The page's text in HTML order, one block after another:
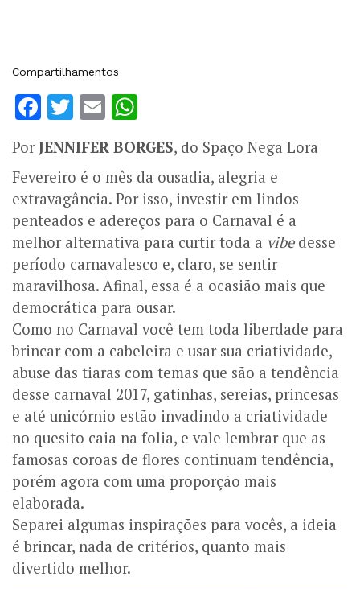
Compartilhamentos
Facebook
Twitter
Email
PorJENNIFER BORGES, do Spaço Nega Lora
Fevereiro é o mês da ousadia, alegria e
extravagância. Por isso, investir em lindos
penteados e adereços para o Carnaval é a
melhor alternativa para curtir toda a vibedesse
período carnavalesco e, claro, se sentir
maravilhosa. Afinal, essa é a ocasião mais que
democrática para ousar.
Como no Carnaval você tem toda liberdade para
brincar com a cabeleira e usar sua criatividade,
abuse das tiaras com temas que são a tendência
desse carnaval 2017, gatinhas, sereias, princesas
e até unicórnio estão invadindo a criatividade
no quesito caia na folia, e vale lembrar que as
famosas coroas de flores continuam tendência,
porém agora com uma proporção mais
elaborada.
Separei algumas inspirações para vocês, a ideia
é brincar, nada de critérios, quanto mais
divertido melhor.